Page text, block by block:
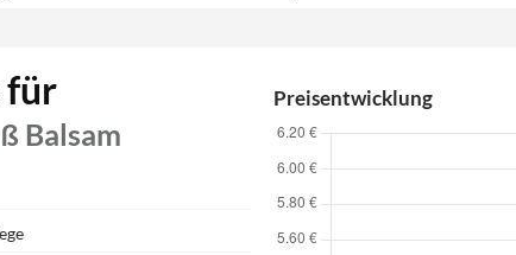
für
Balsam
Preisentwicklung